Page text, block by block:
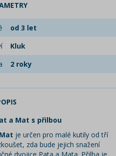
od 3 let
Kluk
2 roky
a Mat s přilbou
je určen pro malé kutily od tří
zda bude jejich snažení